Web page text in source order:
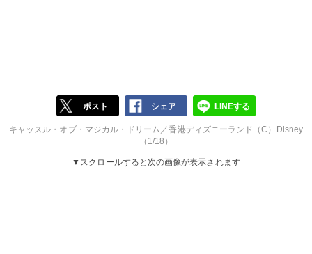
ポスト シェア LINEする
キャッスル・オブ・マジカル・ドリーム／香港ディズニーランド（C）Disney
（1/18）
▼スクロールすると次の画像が表示されます